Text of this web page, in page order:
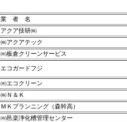
業 者 名
アクア技研㈱
㈱アクアテック
㈲板倉クリーンサービス
エコガードフジ
㈲エコクリーン
㈱Ｎ＆Ｋ
ＭＫプランニング（森幹高）
㈲邑楽浄化槽管理センター